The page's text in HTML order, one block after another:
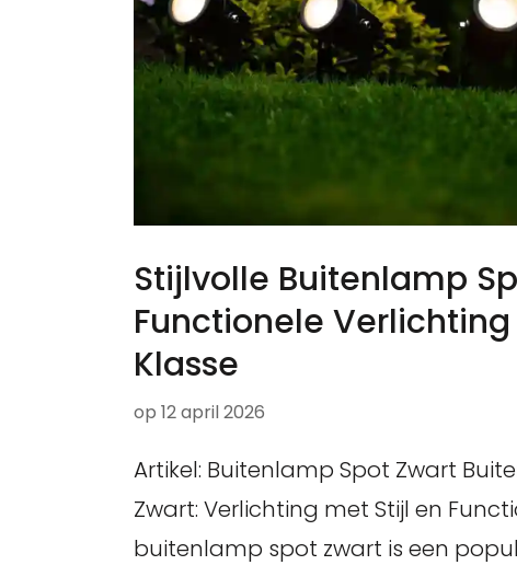
Stijlvolle Buitenlamp
Functionele
Klasse
op 12 april 2026
Artikel: Buitenlamp Spot Zwart
Zwart: Verlichting met Stijl en
buitenlamp spot zwart is een